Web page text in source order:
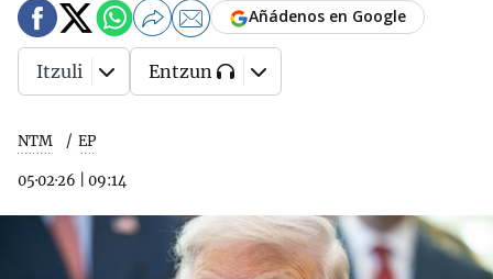
NTM EP
05·02·26 09:14
Añádenos en Google
Itzuli Entzun